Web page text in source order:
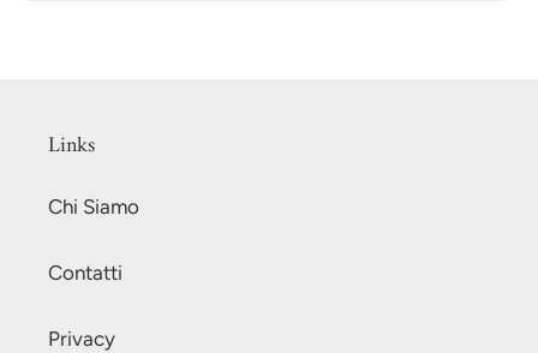
Links
Chi Siamo
Contatti
Privacy